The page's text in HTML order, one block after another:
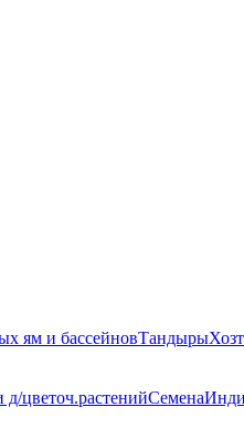
ям и бассейновТандыры
д/цветоч.растенийСемена